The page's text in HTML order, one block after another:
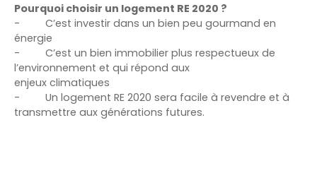
Pourquoi choisir un logement RE 2020 ?
-
C’est investir dans un bien peu gourmand en
énergie
-
C’est un bien immobilier plus respectueux de
l’environnement et qui répond aux
enjeux climatiques
-
Un logement RE 2020 sera facile à revendre et à
transmettre aux générations futures.